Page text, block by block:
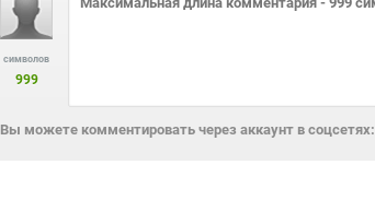
символов
999
Вы можете комментировать через аккаунт в соцсетях: